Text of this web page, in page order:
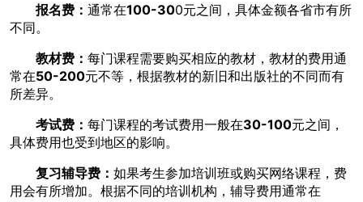
报名费： 通常在100-300元之间，具体金额各省市有所
不同。
教材费： 每门课程需要购买相应的教材，教材的费用通
常在50-200元不等，根据教材的新旧和出版社的不同而有
所差异。
考试费： 每门课程的考试费用一般在30-100元之间，
具体费用也受到地区的影响。
复习辅导费： 如果考生参加培训班或购买网络课程，费
用会有所增加。根据不同的培训机构，辅导费用通常在